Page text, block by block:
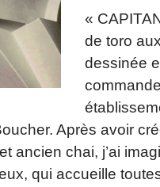
«
de toro
dessinée
Après avoir
ancien chai, j’ai
qui accueille